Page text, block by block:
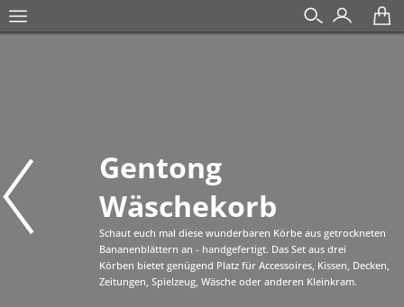
Gentong
Wäschekorb
Schaut euch mal diese wunderbaren Körbe aus getrockneten
Bananenblättern an - handgefertigt. Das Set aus drei
Körben bietet genügend Platz für Accessoires, Kissen, Decken,
Zeitungen, Spielzeug, Wäsche oder anderen Kleinkram.